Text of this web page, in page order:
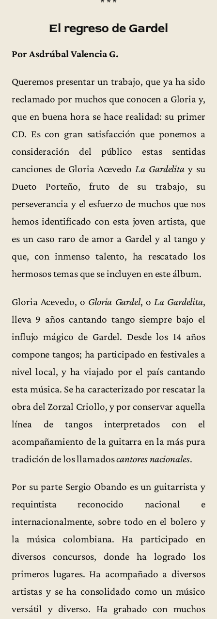
El regreso de Gardel
Por Asdrúbal Valencia G.
Queremos presentar un trabajo, que ya ha sido
reclamado por muchos que conocen a Gloria y,
que en buena hora se hace realidad: su primer
CD. Es con gran satisfacción que ponemos a
consideración del público estas sentidas
canciones de Gloria AcevedoLa Gardelita y su
Dueto Porteño, fruto de su trabajo, su
perseverancia y el esfuerzo de muchos que nos
hemos identificado con esta joven artista, que
es un caso raro de amor a Gardel y al tango y
que, con inmenso talento, ha rescatado los
hermosos temas que se incluyen en este álbum.
Gloria Acevedo, o Gloria Gardel, o La Gardelita,
lleva 9 años cantando tango siempre bajo el
influjo mágico de Gardel. Desde los 14 años
compone tangos; ha participado en festivales a
nivel local, y ha viajado por el país cantando
esta música. Se ha caracterizado por rescatar la
obra del Zorzal Criollo, y por conservar aquella
línea de tangos interpretados con el
acompañamiento de la guitarra en la más pura
tradición de los llamadoscantores nacionales.
Por su parte Sergio Obando es un guitarrista y
requintista reconocido nacional e
internacionalmente, sobre todo en el bolero y
la música colombiana. Ha participado en
diversos concursos, donde ha logrado los
primeros lugares. Ha acompañado a diversos
artistas y se ha consolidado como un músico
versátil y diverso. Ha grabado con muchos